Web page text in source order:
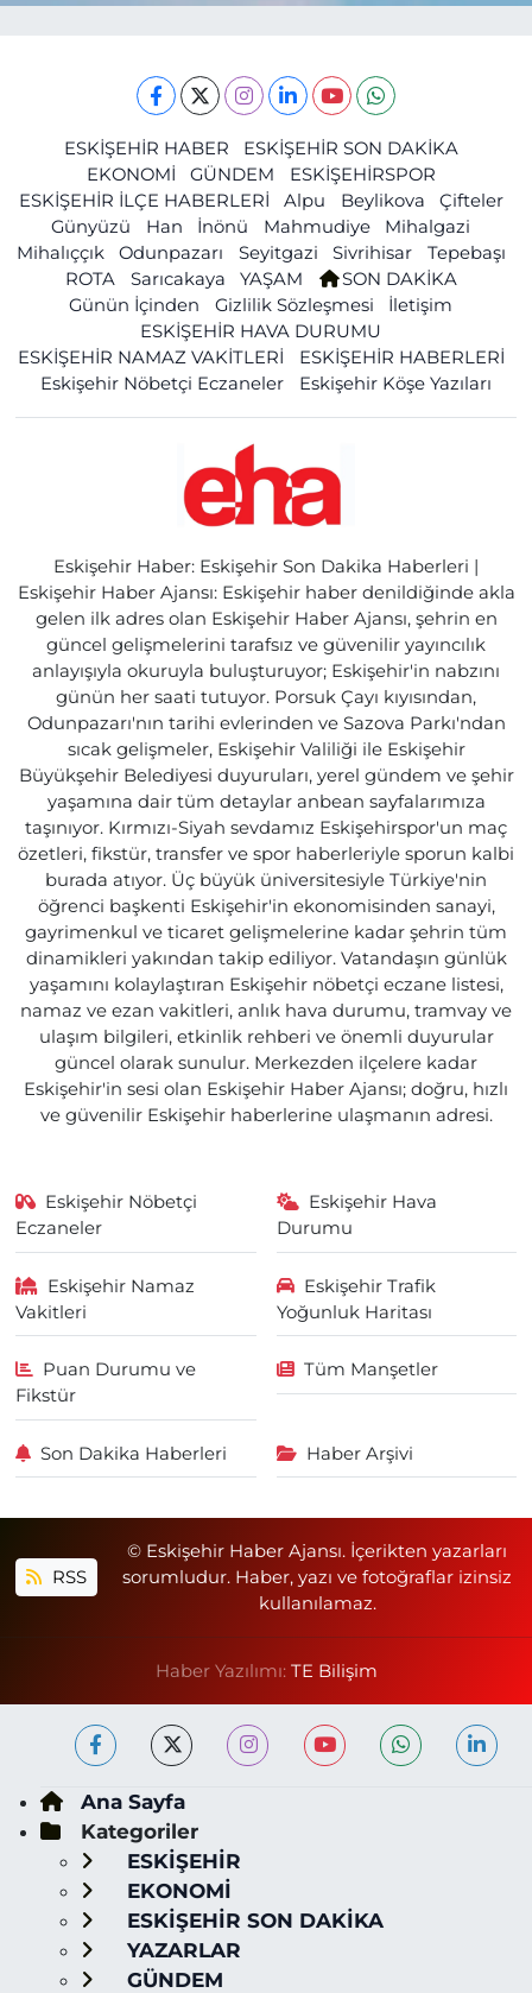
ESKİŞEHİR HABER
ESKİŞEHİR SON DAKİKA
EKONOMİ
GÜNDEM
ESKİŞEHİRSPOR
ESKİŞEHİR İLÇE HABERLERİ
Alpu Beylikova
Çifteler
Günyüzü
Han İnönü Mahmudiye
Mihalgazi
Mihalıççık
Odunpazarı Seyitgazi Sivrihisar
Tepebaşı
ROTA
Sarıcakaya YAŞAM
SON DAKİKA
Günün İçinden
Gizlilik Sözleşmesi
İletişim
ESKİŞEHİR HAVA DURUMU
ESKİŞEHİR NAMAZ VAKİTLERİ
ESKİŞEHİR HABERLERİ
Eskişehir Nöbetçi Eczaneler
Eskişehir Köşe Yazıları
Eskişehir Haber: Eskişehir Son Dakika Haberleri |
Eskişehir Haber Ajansı: Eskişehir haber denildiğinde akla
gelen ilk adres olan Eskişehir Haber Ajansı, şehrin en
güncel gelişmelerini tarafsız ve güvenilir yayıncılık
anlayışıyla okuruyla buluşturuyor; Eskişehir'in nabzını
günün her saati tutuyor. Porsuk Çayı kıyısından,
Odunpazarı'nın tarihi evlerinden ve Sazova Parkı'ndan
sıcak gelişmeler, Eskişehir Valiliği ile Eskişehir
Büyükşehir Belediyesi duyuruları, yerel gündem ve şehir
yaşamına dair tüm detaylar anbean sayfalarımıza
taşınıyor. Kırmızı-Siyah sevdamız Eskişehirspor'un maç
özetleri, fikstür, transfer ve spor haberleriyle sporun kalbi
burada atıyor. Üç büyük üniversitesiyle Türkiye'nin
öğrenci başkenti Eskişehir'in ekonomisinden sanayi,
gayrimenkul ve ticaret gelişmelerine kadar şehrin tüm
dinamikleri yakından takip ediliyor. Vatandaşın günlük
yaşamını kolaylaştıran Eskişehir nöbetçi eczane listesi,
namaz ve ezan vakitleri, anlık hava durumu, tramvay ve
ulaşım bilgileri, etkinlik rehberi ve önemli duyurular
güncel olarak sunulur. Merkezden ilçelere kadar
Eskişehir'in sesi olan Eskişehir Haber Ajansı; doğru, hızlı
ve güvenilir Eskişehir haberlerine ulaşmanın adresi.
Eskişehir Nöbetçi
Eczaneler
Eskişehir Hava
Durumu
Eskişehir Namaz
Vakitleri
Eskişehir Trafik
Yoğunluk Haritası
Puan Durumu ve
Fikstür
Tüm Manşetler
Son Dakika Haberleri Haber Arşivi
RSS
© Eskişehir Haber Ajansı. İçerikten yazarları
sorumludur. Haber, yazı ve fotoğraflar izinsiz
kullanılamaz.
Haber Yazılımı: TE Bilişim
Ana Sayfa
Kategoriler
ESKİŞEHİR
EKONOMİ
ESKİŞEHİR SON DAKİKA
YAZARLAR
GÜNDEM